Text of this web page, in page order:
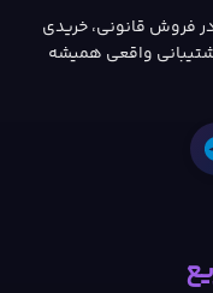
فروش قانونی، خریدی
واقعی همیشه